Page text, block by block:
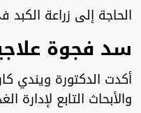
الحاجة إلى زراعة الكبد
سد فجوة
أكدت الدكتورة ويندي
والأبحاث التابع لإدارة